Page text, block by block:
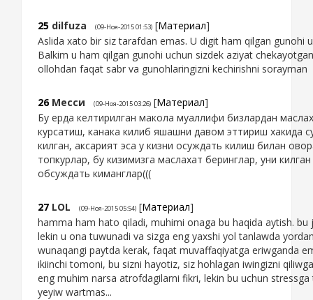
25 dilfuza (09-Ноя-2015 01:53) [Материал]
Aslida xato bir siz tarafdan emas. U digit ham qilgan gunohi
Balkim u ham qilgan gunohi uchun sizdek aziyat
ollohdan faqat sabr va gunohlaringizni kechirishni sorayman
26 Месси (09-Ноя-2015 03:26) [Материал]
Бу ерда келтирилган макола муаллифи бизлардан
курсатиш, канака килиб яшашни давом эттириш хакида
килган, аксарият эса у кизни осуждать килиш билан
топкурлар, бу кизимизга маслахат беринглар, уни
обсуждать киманглар(((
27 LOL (09-Ноя-2015 05:54) [Материал]
hamma ham hato qiladi, muhimi onaga bu haqida aytish. bu
lekin u ona tuwunadi va sizga eng yaxshi yol tanlawda
wunaqangi paytda kerak, faqat muvaffaqiyatga eriwganda
ikiinchi tomoni, bu sizni hayotiz, siz hohlagan iwingizni
eng muhim narsa atrofdagilarni fikri, lekin bu uchun
yeyiw wartmas...